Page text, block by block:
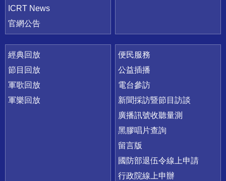
ICRT News
官網公告
經典回放
節目回放
軍歌回放
軍樂回放
便民服務
公益插播
電台參訪
新聞採訪暨節目訪談
廣播訊號收聽量測
黑膠唱片查詢
留言版
國防部退伍令線上申請
行政院線上申辦